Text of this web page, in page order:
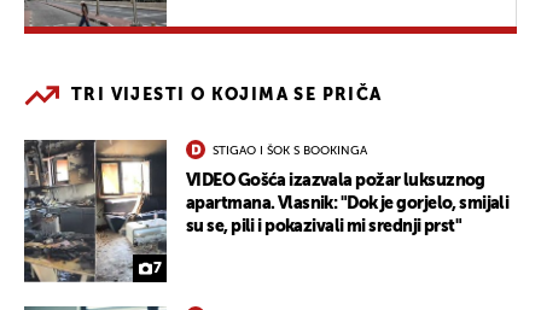
TRI VIJESTI O KOJIMA SE PRIČA
7
STIGAO I ŠOK S BOOKINGA
VIDEO Gošća izazvala požar luksuznog
apartmana. Vlasnik: "Dok je gorjelo, smijali
su se, pili i pokazivali mi srednji prst"